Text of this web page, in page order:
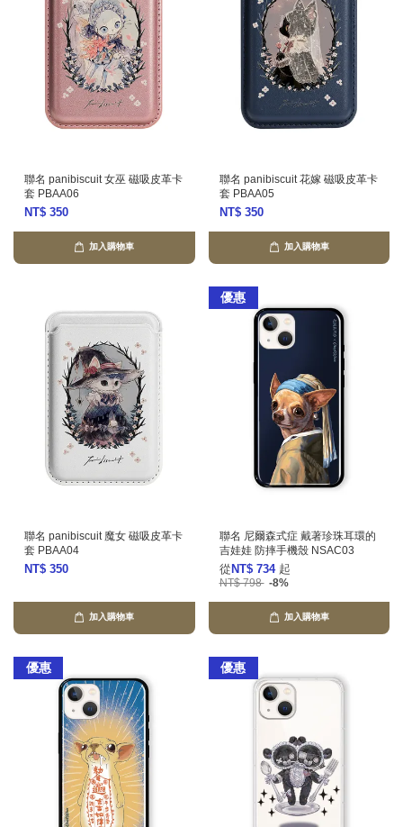
聯名 panibiscuit 女巫 磁吸皮革卡
套 PBAA06
NT$ 350
加入購物車
聯名 panibiscuit 花嫁 磁吸皮革卡
套 PBAA05
NT$ 350
加入購物車
聯名 panibiscuit 魔女 磁吸皮革卡
套 PBAA04
NT$ 350
加入購物車
優惠
聯名 尼爾森式症 戴著珍珠耳環的
吉娃娃 防摔手機殼 NSAC03
從 NT$ 734 起
NT$ 798 -8%
加入購物車
優惠 優惠